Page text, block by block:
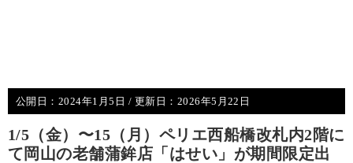
公開日： 2024年1月5日 / 更新日： 2026年5月22日
1/5（金）〜15（月）ペリエ西船橋改札内2階に
て岡山の老舗蒲鉾店「はせい」が期間限定出